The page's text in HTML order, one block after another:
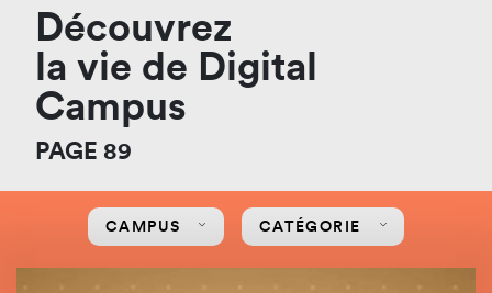
Découvrez
la vie de Digital
Campus
PAGE 89
CAMPUS CATÉGORIE